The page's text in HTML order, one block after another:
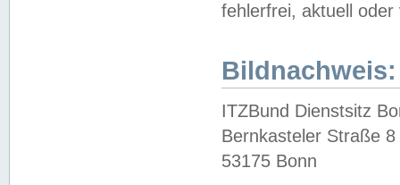
fehlerfrei, aktuell oder
Bildnachweis:
ITZBund Dienstsitz
Bernkasteler Straße 8
53175 Bonn